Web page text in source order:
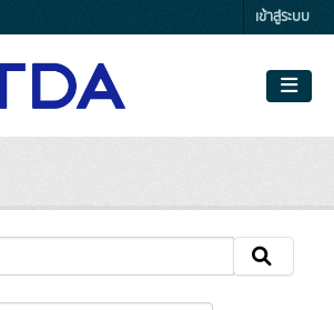
เข้าสู่ระบบ